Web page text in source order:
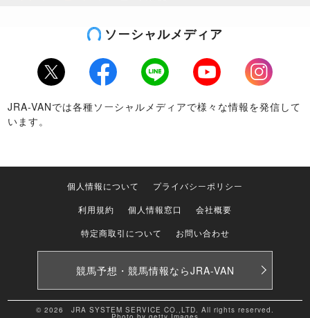
ソーシャルメディア
Twitter Facebook LINE Youtube
Instagram
JRA-VANでは各種ソーシャルメディアで様々な情報を発信して
います。
個人情報について
プライバシーポリシー
利用規約
個人情報窓口
会社概要
特定商取引について
お問い合わせ
競馬予想・競馬情報ならJRA-VAN
© 2026 JRA SYSTEM SERVICE CO.,LTD. All rights reserved.